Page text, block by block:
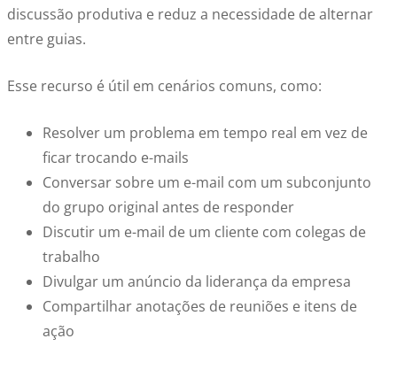
discussão produtiva e reduz a necessidade de alternar
entre guias.
Esse recurso é útil em cenários comuns, como:
Resolver um problema em tempo real em vez de
ficar trocando e-mails
Conversar sobre um e-mail com um subconjunto
do grupo original antes de responder
Discutir um e-mail de um cliente com colegas de
trabalho
Divulgar um anúncio da liderança da empresa
Compartilhar anotações de reuniões e itens de
ação